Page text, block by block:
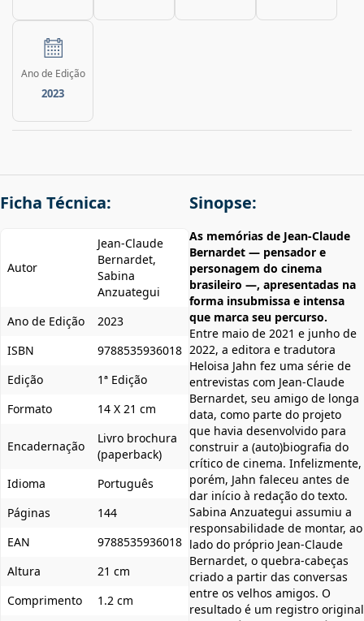
Ano de Edição
2023
Ficha Técnica:
Autor
Jean-Claude
Bernardet,
Sabina
Anzuategui
Ano de Edição
2023
ISBN
9788535936018
Edição
1ª Edição
Formato
14 X 21 cm
Encadernação
Livro brochura
(paperback)
Idioma
Português
Páginas
144
EAN
9788535936018
Altura
21 cm
Comprimento
1.2 cm
Sinopse:
As memórias de Jean-Claude
Bernardet — pensador e
personagem do cinema
brasileiro —, apresentadas na
forma insubmissa e intensa
que marca seu percurso.
Entre maio de 2021 e junho de
2022, a editora e tradutora
Heloisa Jahn fez uma série de
entrevistas com Jean-Claude
Bernardet, seu amigo de longa
data, como parte do projeto
que havia desenvolvido para
construir a (auto)biografia do
crítico de cinema. Infelizmente,
porém, Jahn faleceu antes de
dar início à redação do texto.
Sabina Anzuategui assumiu a
responsabilidade de montar, ao
lado do próprio Jean-Claude
Bernardet, o quebra-cabeças
criado a partir das conversas
entre os velhos amigos. O
resultado é um registro original